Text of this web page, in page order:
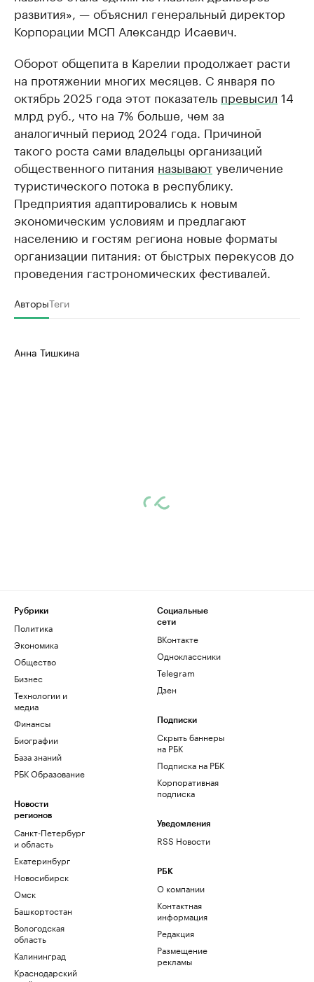
развития», — объяснил генеральный директор
Корпорации МСП Александр Исаевич.
Оборот общепита в Карелии продолжает расти
на протяжении многих месяцев. С января по
октябрь 2025 года этот показатель превысил 14
млрд руб., что на 7% больше, чем за
аналогичный период 2024 года. Причиной
такого роста сами владельцы организаций
общественного питания называютувеличение
туристического потока в республику.
Предприятия адаптировались к новым
экономическим условиям и предлагают
населению и гостям региона новые форматы
организации питания: от быстрых перекусов до
проведения гастрономических фестивалей.
АвторыТеги
Анна Тишкина
Рубрики
Политика
Экономика
Общество
Бизнес
Технологии и
медиа
Финансы
Биографии
База знаний
РБК Образование
Новости
регионов
Санкт-Петербург
и область
Екатеринбург
Новосибирск
Омск
Башкортостан
Вологодская
область
Калининград
Краснодарский
Социальные
сети
ВКонтакте
Одноклассники
Telegram
Дзен
Подписки
Скрыть баннеры
на РБК
Подписка на РБК
Корпоративная
подписка
Уведомления
RSS Новости
РБК
О компании
Контактная
информация
Редакция
Размещение
рекламы